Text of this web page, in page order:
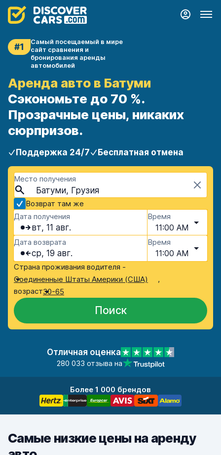
#1
Самый посещаемый в мире
сайт сравнения и
бронирования аренды
автомобилей
Аренда авто в Батуми
Сэкономьте до 70 %.
Прозрачные цены, никаких
сюрпризов.
Поддержка 24/7 Бесплатная отмена
Место получения
Батуми, Грузия
Возврат там же
Дата получения
вт, 11 авг.
Время
11:00 AM
Дата возврата
ср, 19 авг.
Время
11:00 AM
Страна проживания водителя -
Соединенные Штаты Америки (США)
,
возраст30-65
Поиск
Отличная оценка
280 033 отзыва на
Более 1 000 брендов
Самые низкие цены на аренду